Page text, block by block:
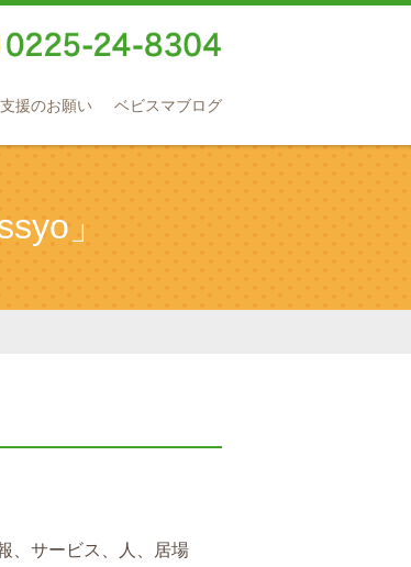
支援のお願い ベビスマブログ
」
、サービス、人、居場